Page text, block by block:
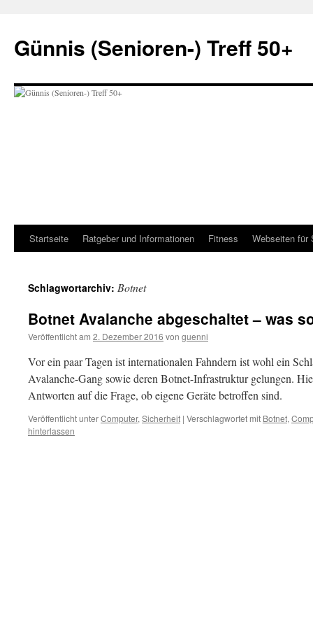
springen
Günnis (Senioren-) Treff 50+
Startseite Ratgeber und Informationen Fitness Webseiten für
Schlagwortarchiv: Botnet
Botnet Avalanche abgeschaltet – was
Veröffentlicht am 2. Dezember 2016 von guenni
Vor ein paar Tagen ist internationalen Fahndern ist wohl ein
Avalanche-Gang sowie deren Botnet-Infrastruktur gelungen.
Antworten auf die Frage, ob eigene Geräte betroffen sind.
Veröffentlicht unterComputer, Sicherheit | Verschlagwortet mit Botnet,
hinterlassen